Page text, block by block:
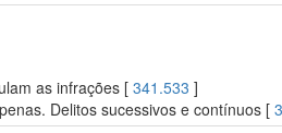
as infrações [ 341.533 ]
Delitos sucessivos e contínuos [